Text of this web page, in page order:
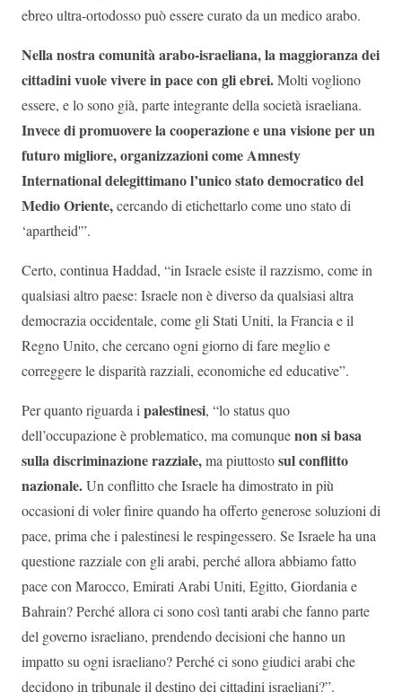
ebreo ultra-ortodosso può essere curato da un medico arabo.
Nella nostra comunità arabo-israeliana, la maggioranza dei
cittadini vuole vivere in pace con gli ebrei.Molti vogliono
essere, e lo sono già, parte integrante della società israeliana.
Invece di promuovere la cooperazione e una visione per un
futuro migliore, organizzazioni come Amnesty
International delegittimano l’unico stato democratico del
Medio Oriente,cercando di etichettarlo come uno stato di
‘apartheid'”.
Certo, continua Haddad, “in Israele esiste il razzismo, come in
qualsiasi altro paese: Israele non è diverso da qualsiasi altra
democrazia occidentale, come gli Stati Uniti, la Francia e il
Regno Unito, che cercano ogni giorno di fare meglio e
correggere le disparità razziali, economiche ed educative”.
Per quanto riguarda i palestinesi, “lo status quo
dell’occupazione è problematico, ma comunquenon si basa
sulla discriminazione razziale,ma piuttostosul conflitto
nazionale.Un conflitto che Israele ha dimostrato in più
occasioni di voler finire quando ha offerto generose soluzioni di
pace, prima che i palestinesi le respingessero. Se Israele ha una
questione razziale con gli arabi, perché allora abbiamo fatto
pace con Marocco, Emirati Arabi Uniti, Egitto, Giordania e
Bahrain? Perché allora ci sono così tanti arabi che fanno parte
del governo israeliano, prendendo decisioni che hanno un
impatto su ogni israeliano? Perché ci sono giudici arabi che
decidono in tribunale il destino dei cittadini israeliani?”.